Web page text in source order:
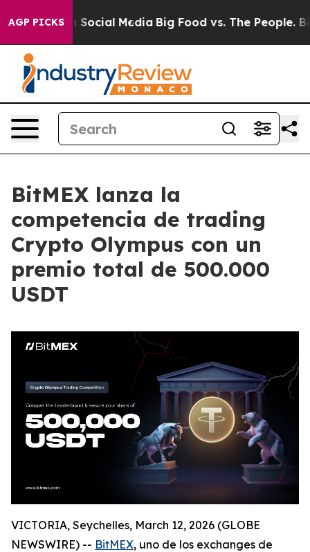
AGP PICKSon Social Media Big Food vs. The People. Big
BitMEX lanza la
competencia de trading
Crypto Olympus con un
premio total de 500.000
USDT
VICTORIA, Seychelles, March 12, 2026 (GLOBE
NEWSWIRE) -- BitMEX, uno de los exchanges de